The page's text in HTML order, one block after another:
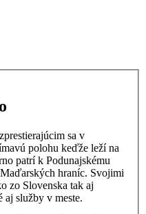
sa v
polohu keďže leží na
patrí k Podunajskému
hraníc. Svojimi
zo Slovenska tak aj
aj služby v meste.